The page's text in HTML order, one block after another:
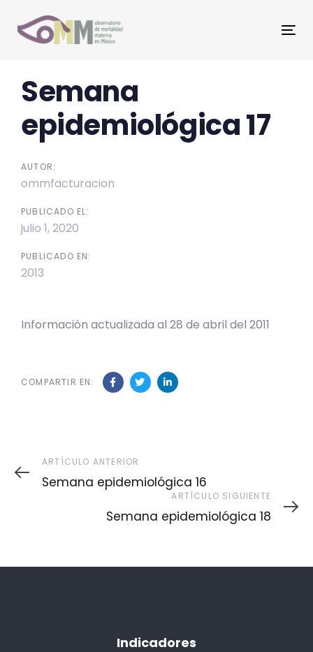
links
primary
content
Semana
epidemiológica 17
AUTOR:
ommfacturacion
PUBLICADO EL:
julio 1, 2020
PUBLICADO EN:
2013
Información actualizada al 28 de abril del 2011
COMPARTIR EN:
Post
navigation
Artículo
Anterior
ARTÍCULO ANTERIOR
Semana epidemiológica 16
Siguiente
ARTÍCULO SIGUIENTE
Semana epidemiológica 18
Indicadores